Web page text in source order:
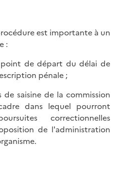
est importante à un
:
de départ du délai de
pénale ;
saisine de la commission
dans lequel pourront
correctionnelles
de l'administration